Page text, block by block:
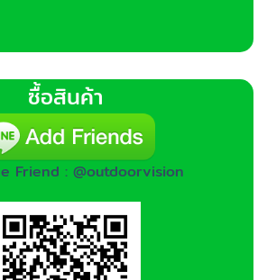
ซื้อสินค้า
Friend : @outdoorvision